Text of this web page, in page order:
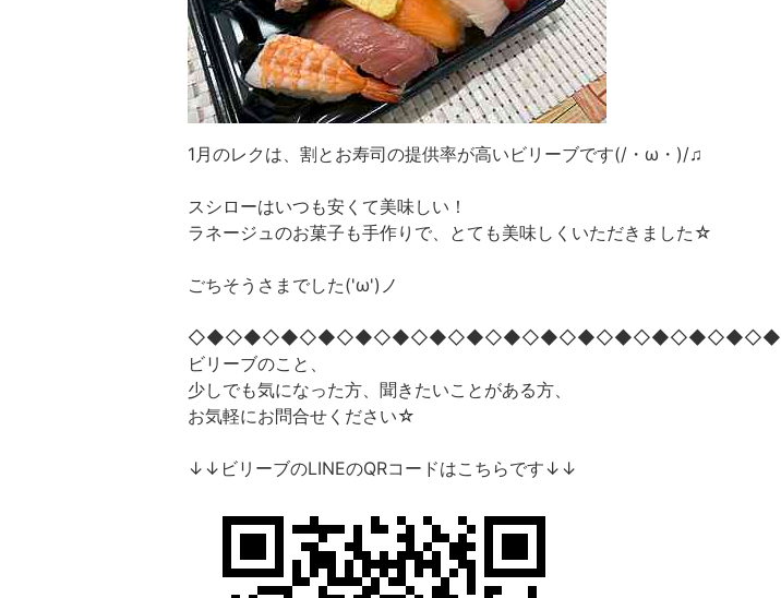
1月のレクは、割とお寿司の提供率が高いビリーブです(/・ω・)/♫
スシローはいつも安くて美味しい！
ラネージュのお菓子も手作りで、とても美味しくいただきました☆
ごちそうさまでした('ω')ノ
◇◆◇◆◇◆◇◆◇◆◇◆◇◆◇◆◇◆◇◆◇◆◇◆◇◆◇◆◇◆◇◆
ビリーブのこと、
少しでも気になった方、聞きたいことがある方、
お気軽にお問合せください☆
↓↓ビリーブのLINEのQRコードはこちらです↓↓